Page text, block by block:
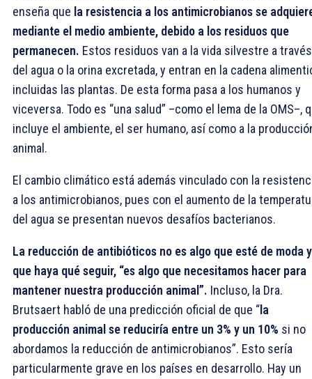
enseña que la resistencia a los antimicrobianos se
mediante el medio ambiente, debido a los residuos que
permanecen. Estos residuos van a la vida silvestre a través
del agua o la orina excretada, y entran en la cadena
incluidas las plantas. De esta forma pasa a los humanos y
viceversa. Todo es “una salud” –como el lema de la OMS–,
incluye el ambiente, el ser humano, así como a la
animal.
El cambio climático está además vinculado con la
a los antimicrobianos, pues con el aumento de la
del agua se presentan nuevos desafíos bacterianos.
La reducción de antibióticos no es algo que esté de moda y
que haya qué seguir, “es algo que necesitamos hacer para
mantener nuestra producción animal”. Incluso, la Dra.
Brutsaert habló de una predicción oficial de que “la
producción animal se reduciría entre un 3% y un 10% si no
abordamos la reducción de antimicrobianos”. Esto sería
particularmente grave en los países en desarrollo. Hay un